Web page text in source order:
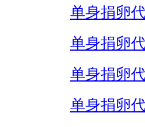
单身捐卵
单身捐卵
单身捐卵
单身捐卵